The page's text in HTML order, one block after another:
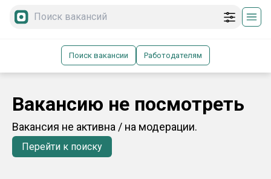
Поиск вакансии Работодателям
Вакансию не посмотреть
Вакансия не активна / на модерации.
Перейти к поиску